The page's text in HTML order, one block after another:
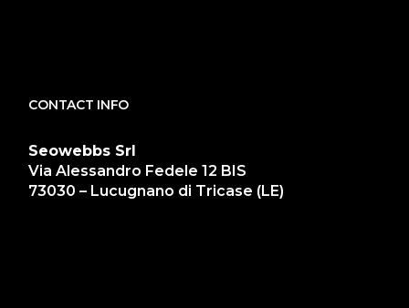
CONTACT INFO
Seowebbs Srl
Via Alessandro Fedele 12 BIS
73030 – Lucugnano di Tricase (LE)